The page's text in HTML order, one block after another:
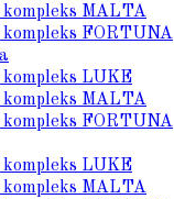
kompleks MALTA
kompleks FORTUNA
kompleks LUKE
kompleks MALTA
kompleks FORTUNA
kompleks LUKE
kompleks MALTA